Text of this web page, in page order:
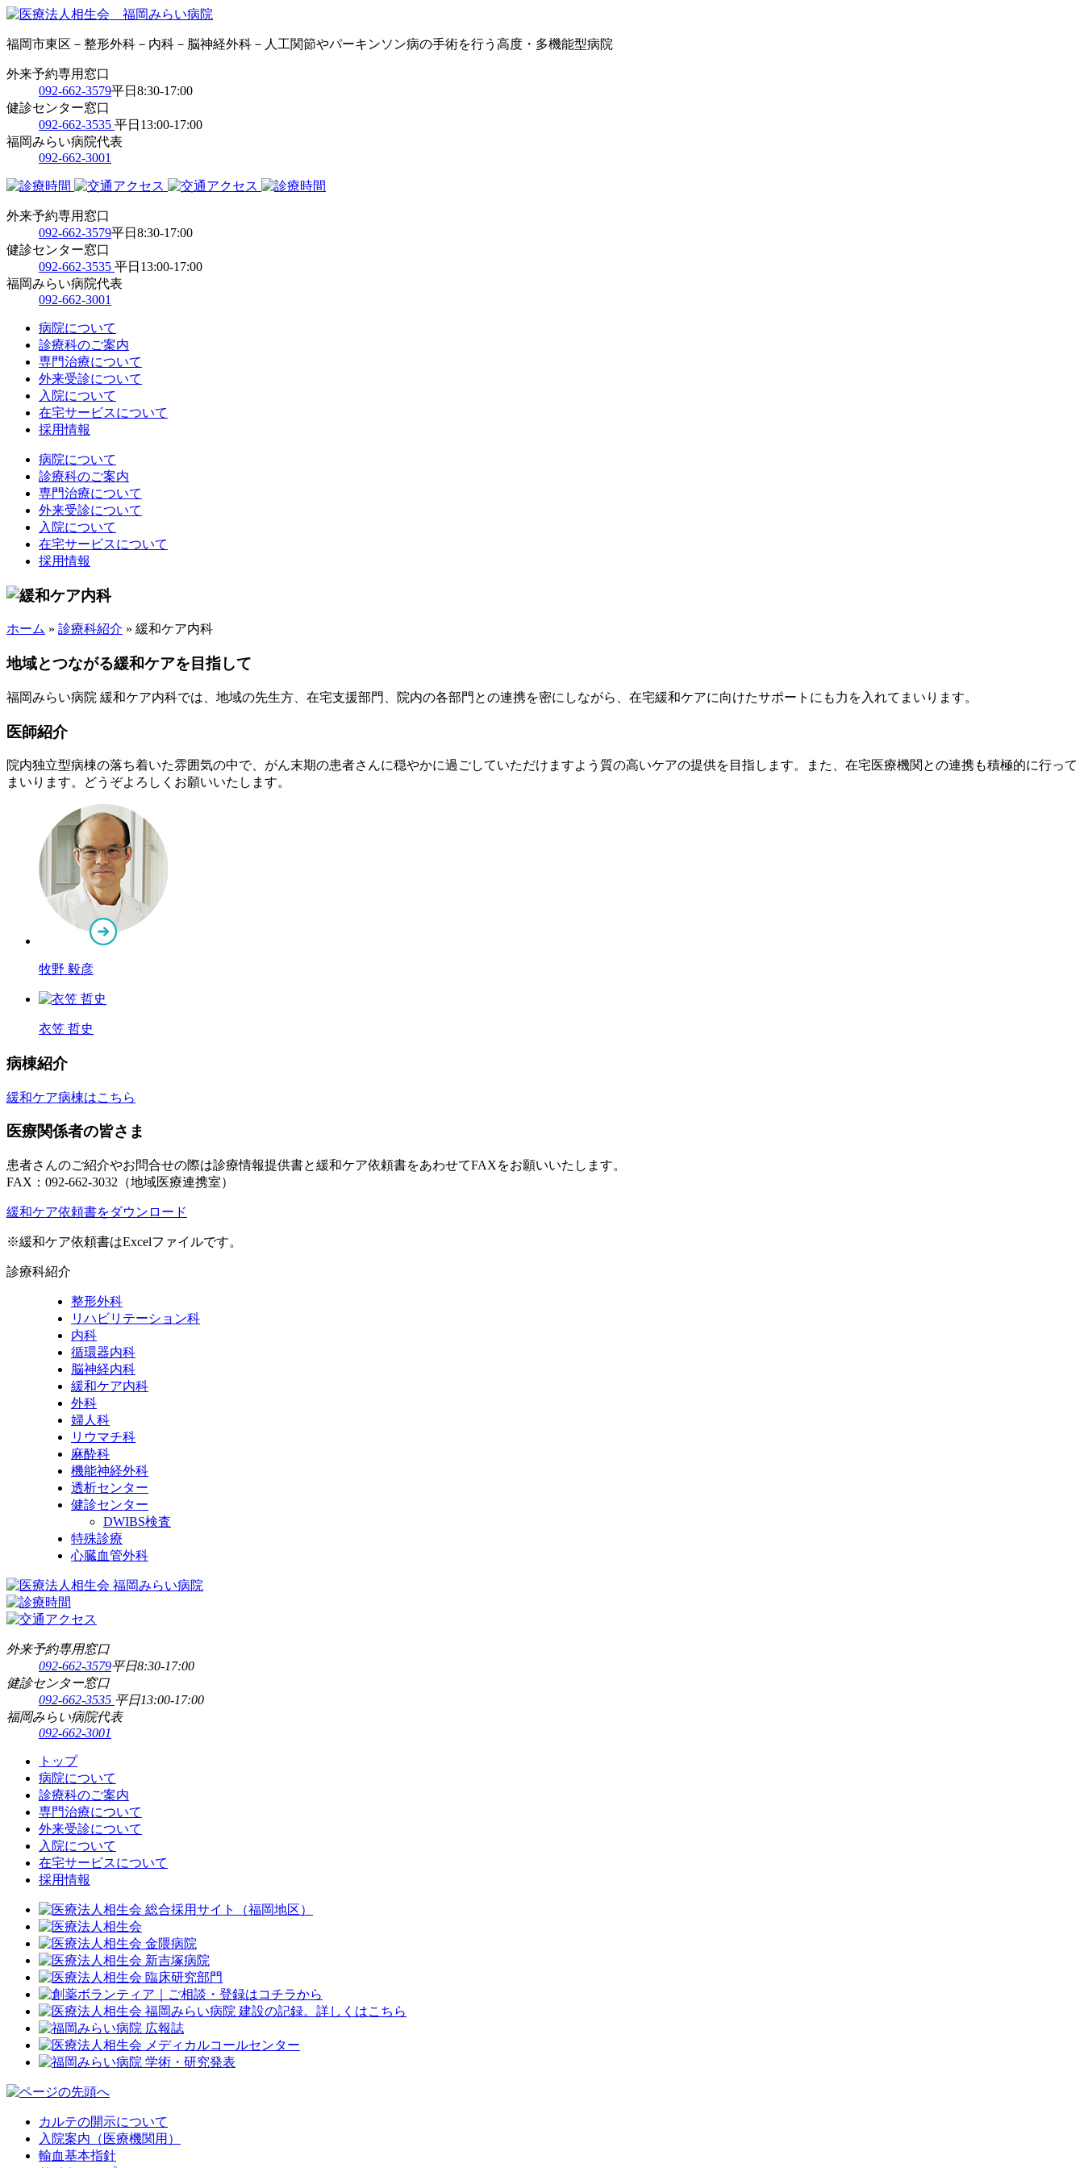
福岡市東区－整形外科－内科－脳神経外科－人工関節やパーキンソン病の手術を行う高度・多機能型病院
外来予約専用窓口
092-662-3579平日8:30-17:00
健診センター窓口
092-662-3535 平日13:00-17:00
福岡みらい病院代表
092-662-3001
外来予約専用窓口
092-662-3579平日8:30-17:00
健診センター窓口
092-662-3535 平日13:00-17:00
福岡みらい病院代表
092-662-3001
病院について
診療科のご案内
専門治療について
外来受診について
入院について
在宅サービスについて
採用情報
病院について
診療科のご案内
専門治療について
外来受診について
入院について
在宅サービスについて
採用情報
ホーム » 診療科紹介 » 緩和ケア内科
地域とつながる緩和ケアを目指して
福岡みらい病院 緩和ケア内科では、地域の先生方、在宅支援部門、院内の各部門との連携を密にしながら、在宅緩和ケアに向けたサポートにも力を入れてまいります。
医師紹介
院内独立型病棟の落ち着いた雰囲気の中で、がん末期の患者さんに穏やかに過ごしていただけますよう質の高いケアの提供を目指します。また、在宅医療機関との連携も積極的に行って
まいります。どうぞよろしくお願いいたします。
牧野 毅彦
衣笠 哲史
病棟紹介
緩和ケア病棟はこちら
医療関係者の皆さま
患者さんのご紹介やお問合せの際は診療情報提供書と緩和ケア依頼書をあわせてFAXをお願いいたします。
FAX：092-662-3032 （地域医療連携室）
緩和ケア依頼書をダウンロード
※緩和ケア依頼書はExcelファイルです。
診療科紹介
整形外科
リハビリテーション科
内科
循環器内科
脳神経内科
緩和ケア内科
外科
婦人科
リウマチ科
麻酔科
機能神経外科
透析センター
健診センター
DWIBS検査
特殊診療
心臓血管外科
外来予約専用窓口
092-662-3579平日8:30-17:00
健診センター窓口
092-662-3535 平日13:00-17:00
福岡みらい病院代表
092-662-3001
トップ
病院について
診療科のご案内
専門治療について
外来受診について
入院について
在宅サービスについて
採用情報
カルテの開示について
入院案内（医療機関用）
輸血基本指針